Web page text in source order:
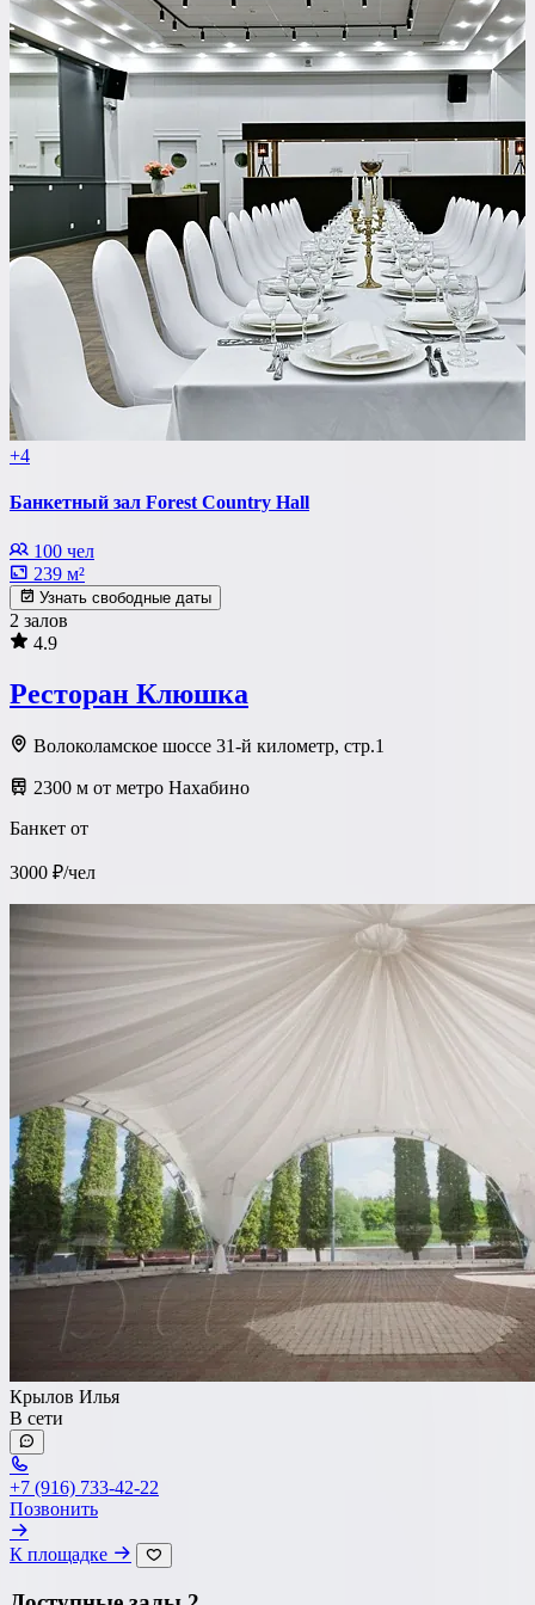
+4
Банкетный зал Forest Country Hall
100 чел
239 м²
Узнать свободные даты
2 залов
4.9
Ресторан Клюшка
Волоколамское шоссе 31-й километр, стр.1
2300 м от метро Нахабино
Банкет от
3000 ₽/чел
Крылов Илья
В сети
+7 (916) 733-42-22
Позвонить
К площадке